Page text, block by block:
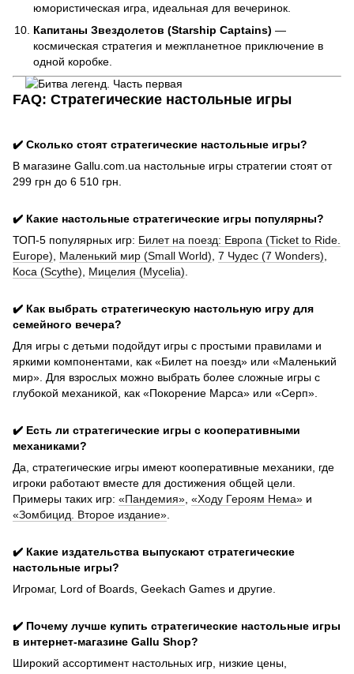
юмористическая игра, идеальная для вечеринок.
Капитаны Звездолетов (Starship Captains) —
космическая стратегия и межпланетное приключение в
одной коробке.
FAQ: Стратегические настольные игры
✔️ Сколько стоят стратегические настольные игры?
В магазине Gallu.com.ua настольные игры стратегии стоят от
299 грн до 6 510 грн.
✔️ Какие настольные стратегические игры популярны?
ТОП-5 популярных игр: Билет на поезд: Европа (Ticket to Ride.
Europe)
Маленький мир (Small World) 7 Чудес (7 Wonders)
Коса (Scythe)
Мицелия (Mycelia)
✔️ Как выбрать стратегическую настольную игру для
семейного вечера?
Для игры с детьми подойдут игры с простыми правилами и
яркими компонентами, как «Билет на поезд» или «Маленький
мир». Для взрослых можно выбрать более сложные игры с
глубокой механикой, как «Покорение Марса» или «Серп».
✔️ Есть ли стратегические игры с кооперативными
механиками?
Да, стратегические игры имеют кооперативные механики, где
игроки работают вместе для достижения общей цели.
Примеры таких игр: «Пандемия» «Ходу Героям Нема» и
«Зомбицид. Второе издание»
✔️ Какие издательства выпускают стратегические
настольные игры?
Игромаг, Lord of Boards, Geekach Games и другие.
✔️ Почему лучше купить стратегические настольные игры
в интернет-магазине Gallu Shop?
Широкий ассортимент настольных игр, низкие цены,